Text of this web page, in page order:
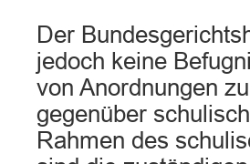
Der
jedoch keine
von Anordnungen
gegenüber
Rahmen des